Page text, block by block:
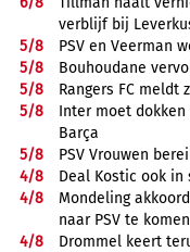
verblijf bij
5/8
PSV en Veerman
5/8
Bouhoudane
5/8
Rangers FC meldt
5/8
Inter moet
Barça
5/8
PSV Vrouwen
4/8
Deal Kostic ook in
4/8
Mondeling
naar PSV te komen
4/8
Drommel keert